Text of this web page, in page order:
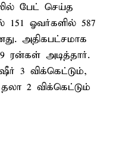
பேட் செய்த
ஓவர்களில் 587
அதிகபட்சமாக
ரன்கள் அடித்தார்.
3 விக்கெட்டும்,
2 விக்கெட்டும்